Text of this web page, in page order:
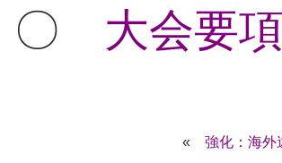
〇 大会要
« 強化：海外